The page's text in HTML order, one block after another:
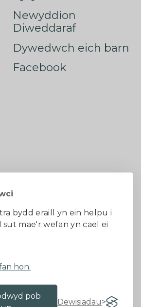
bydd eraill yn ein helpu i
mae'r wefan yn cael ei
hon.
pob
Dewisiadau
Newyddion
Diweddaraf
Dywedwch eich barn
Facebook